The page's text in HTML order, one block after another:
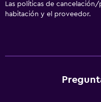
Las políticas de
habitación y el proveedor.